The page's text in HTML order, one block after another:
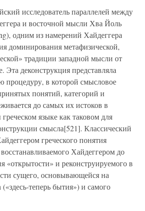
исследователь параллелей между
и восточной мысли Хва Йоль
одним из намерений Хайдеггера
доминирования метафизической,
традиции западной мысли от
деконструкция представляла
процедуру, в которой смысловое
понятий, категорий и
до самых их истоков в
языке как таковом для
смысла[521]. Классический
греческого понятия
Хайдеггером до
«открытости» и реконструируемого в
сущего, основывающейся на
теперь бытия») и самого